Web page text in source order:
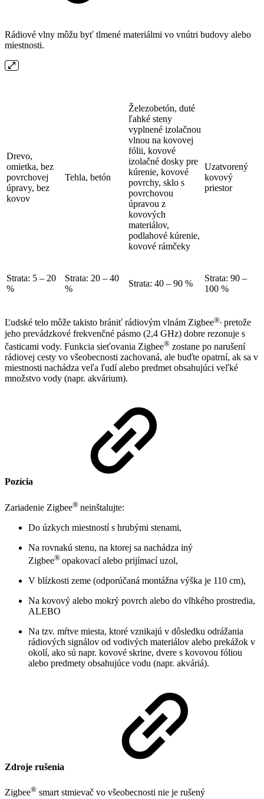
Rádiové vlny môžu byť tlmené materiálmi vo vnútri budovy alebo
miestnosti.
Drevo,
omietka, bez
povrchovej
úpravy, bez
kovov
Tehla, betón
Železobetón, duté
ľahké steny
vyplnené izolačnou
vlnou na kovovej
fólii, kovové
izolačné dosky pre
kúrenie, kovové
povrchy, sklo s
povrchovou
úpravou z
kovových
materiálov,
podlahové kúrenie,
kovové rámčeky
Uzatvorený
kovový
priestor
Strata: 5 – 20
%
Strata: 20 – 40
%
Strata: 40 – 90 %
Strata: 90 –
100 %
Ľudské telo môže takisto brániť rádiovým vlnám Zigbee®, pretože
jeho prevádzkové frekvenčné pásmo (2,4 GHz) dobre rezonuje s
časticami vody. Funkcia sieťovania Zigbee® zostane po narušení
rádiovej cesty vo všeobecnosti zachovaná, ale buďte opatrní, ak sa v
miestnosti nachádza veľa ľudí alebo predmet obsahujúci veľké
množstvo vody (napr. akvárium).
Pozícia
Zariadenie Zigbee® neinštalujte:
Do úzkych miestností s hrubými stenami,
Na rovnakú stenu, na ktorej sa nachádza iný
Zigbee® opakovací alebo prijímací uzol,
V blízkosti zeme (odporúčaná montážna výška je 110 cm),
Na kovový alebo mokrý povrch alebo do vlhkého prostredia,
ALEBO
Na tzv. mŕtve miesta, ktoré vznikajú v dôsledku odrážania
rádiových signálov od vodivých materiálov alebo prekážok v
okolí, ako sú napr. kovové skrine, dvere s kovovou fóliou
alebo predmety obsahujúce vodu (napr. akváriá).
Zdroje rušenia
Zigbee® smart stmievač vo všeobecnosti nie je rušený